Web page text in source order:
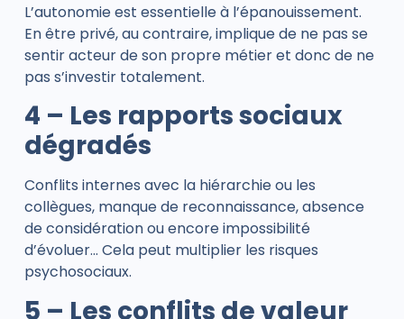
L’autonomie est essentielle à l’épanouissement.
En être privé, au contraire, implique de ne pas se
sentir acteur de son propre métier et donc de ne
pas s’investir totalement.
4 – Les rapports sociaux
dégradés
Conflits internes avec la hiérarchie ou les
collègues, manque de reconnaissance, absence
de considération ou encore impossibilité
d’évoluer… Cela peut multiplier les risques
psychosociaux.
5 – Les conflits de valeur